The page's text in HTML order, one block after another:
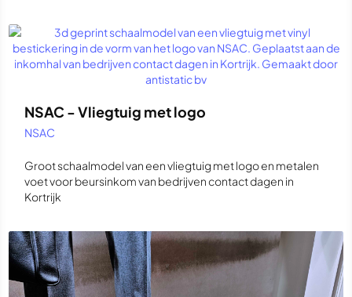
NSAC - Vliegtuig met logo
NSAC
Groot schaalmodel van een vliegtuig met logo en metalen
voet voor beursinkom van bedrijven contact dagen in
Kortrijk